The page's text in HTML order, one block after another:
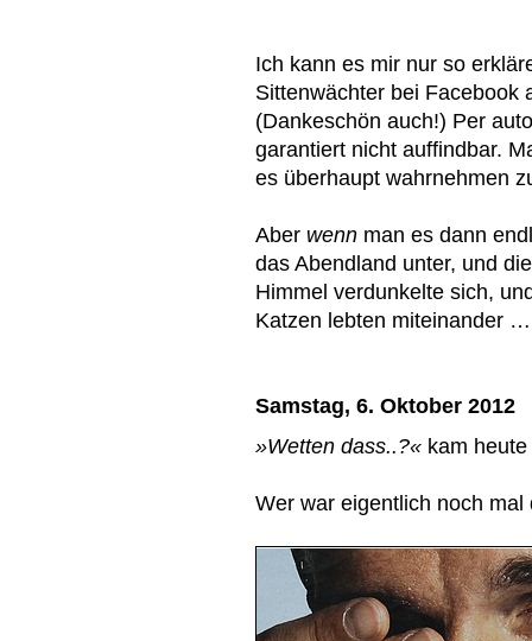
Ich kann es mir nur so
Sittenwächter bei Facebook
(Dankeschön auch!) Per
garantiert nicht auffindbar.
es überhaupt wahrnehmen
Aber wenn man es dann
das Abendland unter, und
Himmel verdunkelte sich,
Katzen lebten miteinander …
Samstag, 6. Oktober 2012
»Wetten dass..?« kam
Wer war eigentlich noch